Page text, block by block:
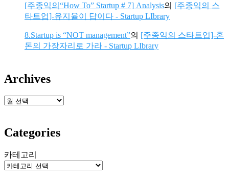
[주종익의“How To” Startup # 7] Analysis의 [주종익의 스
타트업]-유지율이 답이다 - Startup LIbrary
8.Startup is “NOT management”의 [주종익의 스타트업]-혼
돈의 가장자리로 가라 - Startup LIbrary
Archives
보
Categories
카테고리